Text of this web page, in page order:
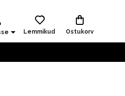
Lemmikud Ostukorv